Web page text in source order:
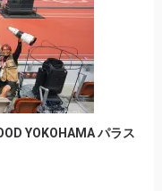
YOKOHAMA パラス